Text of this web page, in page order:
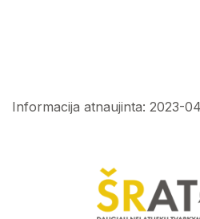
Savivaldybių atliekų
Rinkliavos teisiniai
Informacija atnaujinta: 2023-